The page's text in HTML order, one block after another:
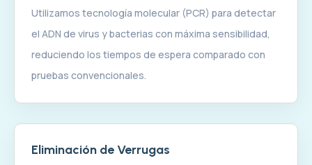
Utilizamos tecnología molecular (PCR) para detectar
el ADN de virus y bacterias con máxima sensibilidad,
reduciendo los tiempos de espera comparado con
pruebas convencionales.
Eliminación de Verrugas